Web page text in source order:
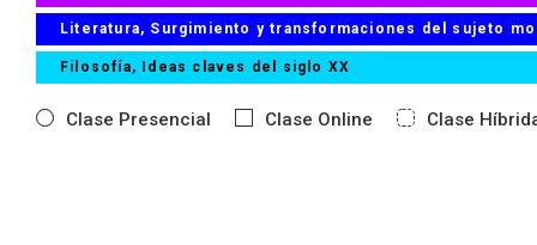
Literatura, Surgimiento y transformaciones del sujeto
Filosofía, Ideas claves del siglo XX
Clase Presencial Clase Online Clase